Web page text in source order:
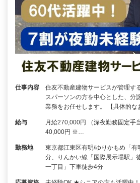
仕事内容
住友不動産建物サービスが管理す
スパーソンの方を中心とした、分
業務をお任せします。 【具体的
給与
月給270,000円 （深夜勤務固定手
40,000円 ※…
勤務地
東京都江東区有明/ゆりかもめ「有
分、りんかい線「国際展示場駅」
一丁目」下車徒歩4分